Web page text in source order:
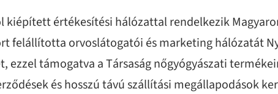
kiépített értékesítési hálózattal rendelkezik
felállította orvoslátogatói és marketing hálózatát
támogatva a Társaság nőgyógyászati
és hosszú távú szállítási megállapodások